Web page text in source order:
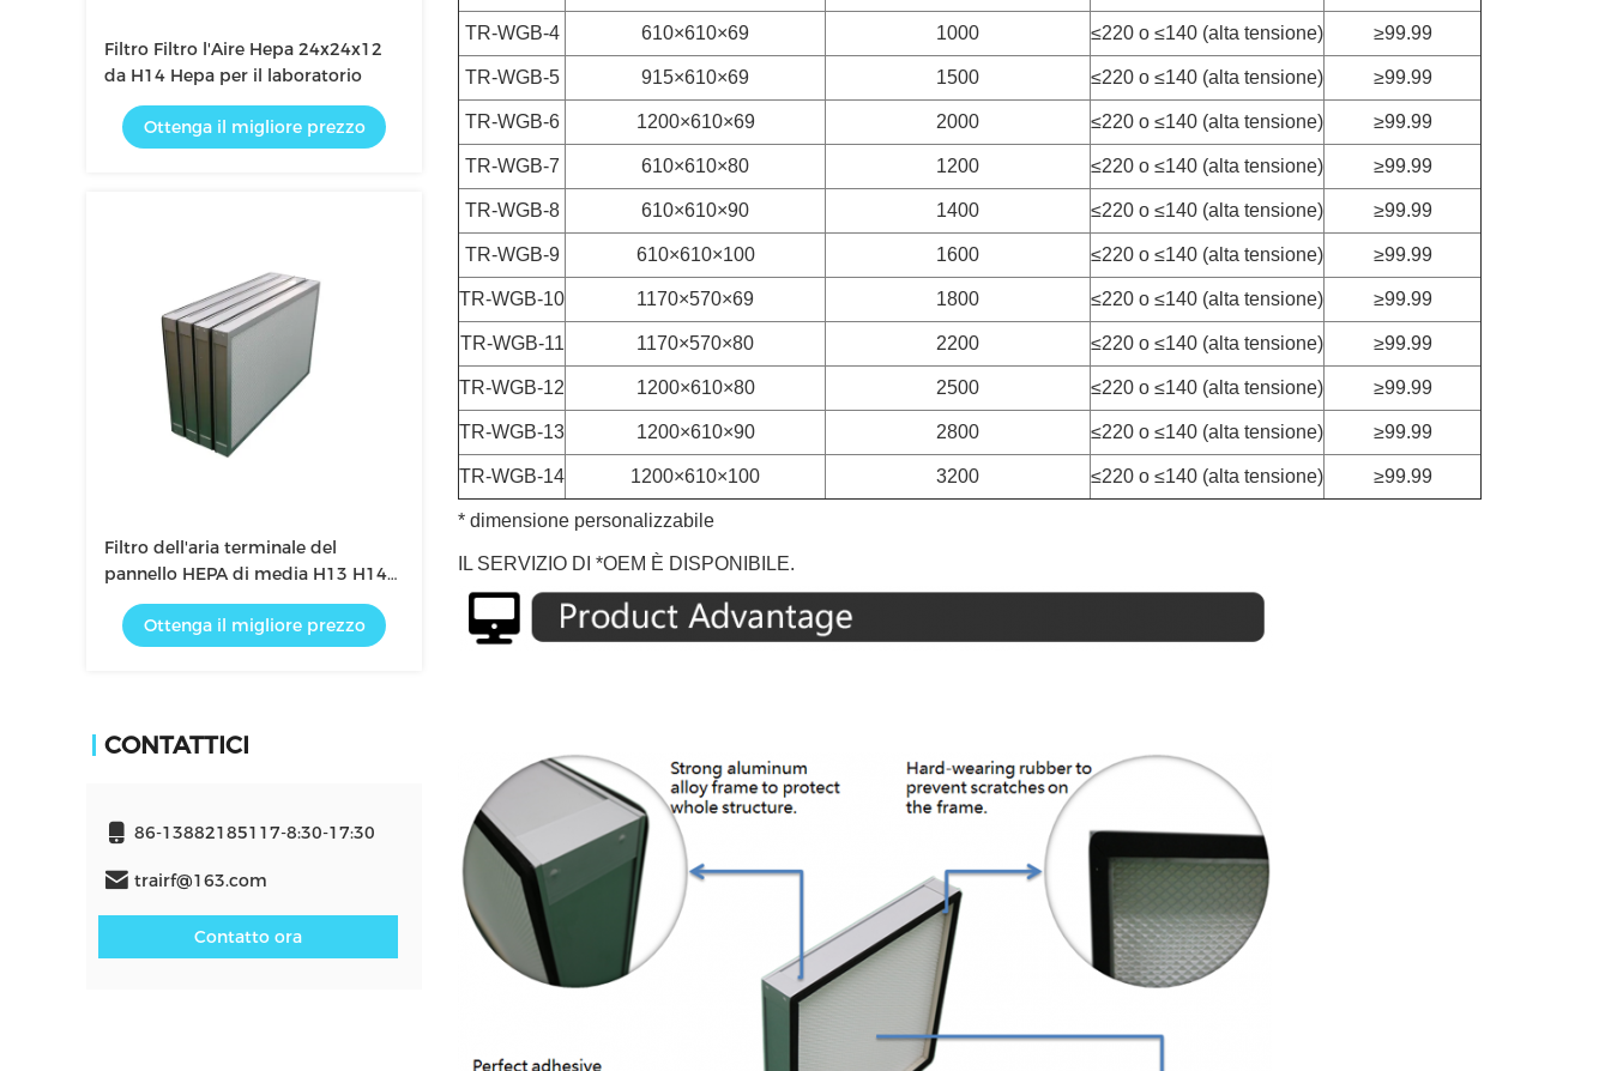
Filtro Filtro l'Aire Hepa 24x24x12
da H14 Hepa per il laboratorio
Ottenga il migliore prezzo
Filtro dell'aria terminale del
pannello HEPA di media H13 H14
di Mini Pleats Glass Fiber Filter di
filtrazione per il cappuccio di
flusso laminare
Ottenga il migliore prezzo
CONTATTICI
86-13882185117-8:30-17:30
trairf@163.com
Contatto ora
TR-WGB-4 610×610×69 1000 ≤220 o ≤140 (alta tensione) ≥99.99
TR-WGB-5 915×610×69 1500 ≤220 o ≤140 (alta tensione) ≥99.99
TR-WGB-6 1200×610×69 2000 ≤220 o ≤140 (alta tensione) ≥99.99
TR-WGB-7 610×610×80 1200 ≤220 o ≤140 (alta tensione) ≥99.99
TR-WGB-8 610×610×90 1400 ≤220 o ≤140 (alta tensione) ≥99.99
TR-WGB-9 610×610×100 1600 ≤220 o ≤140 (alta tensione) ≥99.99
TR-WGB-10 1170×570×69 1800 ≤220 o ≤140 (alta tensione) ≥99.99
TR-WGB-11 1170×570×80 2200 ≤220 o ≤140 (alta tensione) ≥99.99
TR-WGB-12 1200×610×80 2500 ≤220 o ≤140 (alta tensione) ≥99.99
TR-WGB-13 1200×610×90 2800 ≤220 o ≤140 (alta tensione) ≥99.99
TR-WGB-14 1200×610×100 3200 ≤220 o ≤140 (alta tensione) ≥99.99
* dimensione personalizzabile
IL SERVIZIO DI *OEM È DISPONIBILE.